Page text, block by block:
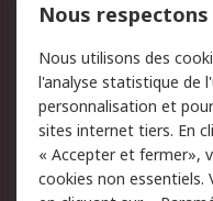
du site
Politique de
des données - Mise à
jour
Conditions
Nous
Nous utilisons des
l'analyse statistique de
personnalisation et
sites internet tiers. En
« Accepter et fermer»,
cookies non essentiels.